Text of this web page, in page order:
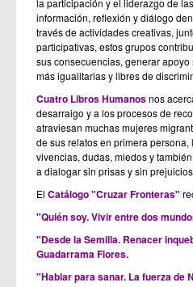
la participación y el liderazgo de
información, reflexión y diálogo
través de actividades creativas,
participativas, estos grupos
sus consecuencias, generar
más igualitarias y libres de
Cuatro Libros Humanosnos
desarraigo y a los procesos de
atraviesan muchas mujeres
de sus relatos en primera
vivencias, dudas, miedos y
a dialogar sin prisas y sin
El Catálogo "Cruzar Fronteras"
"Quién soy. Vivir entre dos
"Desde la Semilla. Renacer
Guadarrama Flores.
"Hablar para sanar. La fuerza de